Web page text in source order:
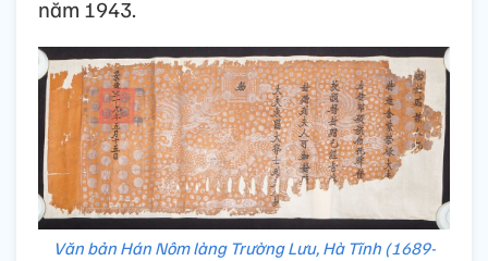
năm 1943.
Văn bản Hán Nôm làng Trường Lưu, Hà Tĩnh (1689-